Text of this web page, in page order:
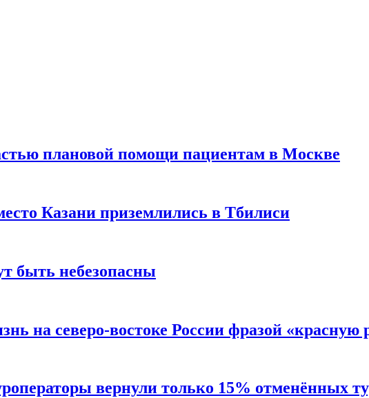
плановой помощи пациентам в Москве
Казани приземлились в Тбилиси
быть небезопасны
на северо-востоке России фразой
вернули только 15% отменённых